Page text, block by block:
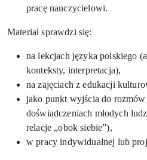
pracę nauczycielowi.
Materiał sprawdzi się:
na lekcjach języka polskiego
konteksty, interpretacja),
na zajęciach z edukacji
jako punkt wyjścia do rozmów
doświadczeniach młodych
relacje „obok siebie”),
w pracy indywidualnej lub